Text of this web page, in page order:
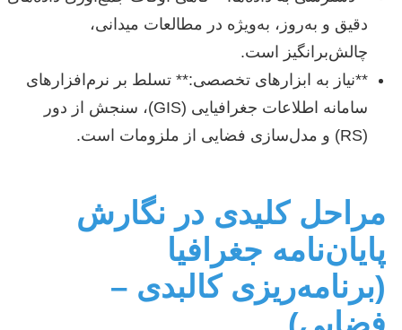
دقیق و به‌روز، به‌ویژه در مطالعات میدانی،
چالش‌برانگیز است.
**نیاز به ابزارهای تخصصی:** تسلط بر نرم‌افزارهای
سامانه اطلاعات جغرافیایی (GIS)، سنجش از دور
(RS) و مدل‌سازی فضایی از ملزومات است.
مراحل کلیدی در نگارش
پایان‌نامه جغرافیا
(برنامه‌ریزی کالبدی –
فضایی)